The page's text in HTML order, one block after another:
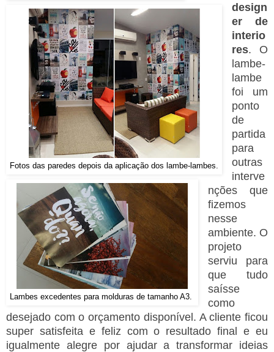
Fotos das paredes depois da aplicação dos lambe-lambes.
Lambes excedentes para molduras de tamanho A3.
design
er de
interio
res. O
lambe-
lambe
foi um
ponto
de
partida
para
outras
interve
nções que
fizemos
nesse
ambiente. O
projeto
serviu para
que tudo
saísse
como
desejado com o orçamento disponível. A cliente ficou
super satisfeita e feliz com o resultado final e eu
igualmente alegre por ajudar a transformar ideias